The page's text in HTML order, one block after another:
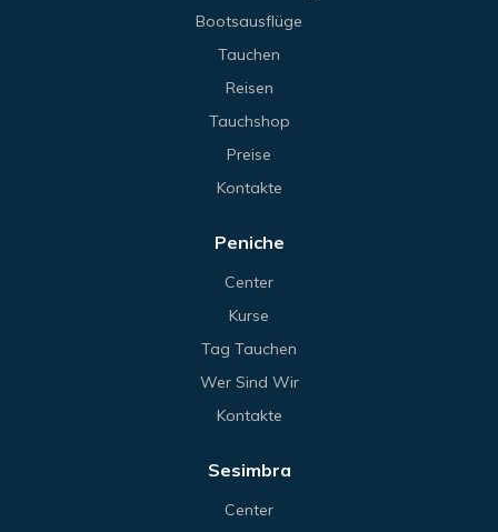
Bootsausflüge
Tauchen
Reisen
Tauchshop
Preise
Kontakte
Peniche
Center
Kurse
Tag Tauchen
Wer Sind Wir
Kontakte
Sesimbra
Center